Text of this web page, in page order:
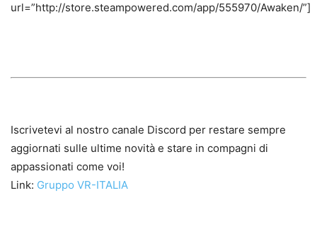
url=”http://store.steampowered.com/app/555970/Awaken/”]
Iscrivetevi al nostro canale Discord per restare sempre
aggiornati sulle ultime novità e stare in compagni di
appassionati come voi!
Link: Gruppo VR-ITALIA